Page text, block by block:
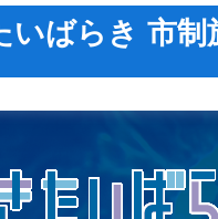
いばらき 市制